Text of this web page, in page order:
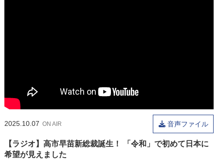
2025.10.07 ON AIR 音声ファイル
【ラジオ】高市早苗新総裁誕生！ 「令和」で初めて日本に
希望が見えました